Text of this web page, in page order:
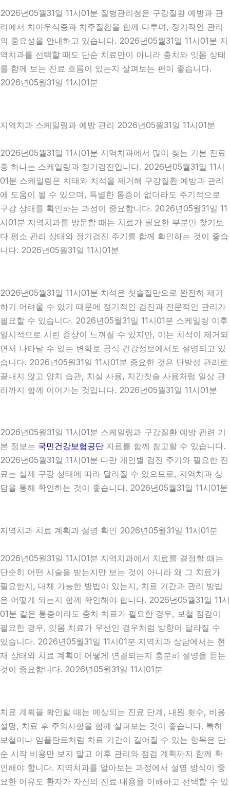
2026년05월31일 11시01분 질병관리청은 구강질환 예방과 관
리에서 치아우식증과 치주질환을 함께 다루며, 정기적인 관리
의 중요성을 안내하고 있습니다. 2026년05월31일 11시01분 지
역치과를 선택할 때도 단순 치료만이 아니라 충치와 잇몸 상태
를 함께 보는 진료 흐름이 있는지 살펴보는 편이 좋습니다.
2026년05월31일 11시01분
지역치과 스케일링과 예방 관리 2026년05월31일 11시01분
2026년05월31일 11시01분 지역치과에서 많이 찾는 기본 진료
중 하나는 스케일링과 정기검진입니다. 2026년05월31일 11시
01분 스케일링은 치태와 치석을 제거해 구강질환 예방과 관리
에 도움이 될 수 있으며, 특별한 통증이 없더라도 주기적으로
구강 상태를 확인하는 과정이 중요합니다. 2026년05월31일 11
시01분 지역치과를 방문할 때는 치료가 필요한 부분만 찾기보
다 평소 관리 상태와 정기검진 주기를 함께 확인하는 것이 좋습
니다. 2026년05월31일 11시01분
2026년05월31일 11시01분 치석은 칫솔질만으로 완전히 제거
하기 어려울 수 있기 때문에 정기적인 검진과 전문적인 관리가
필요할 수 있습니다. 2026년05월31일 11시01분 스케일링 이후
일시적으로 시린 증상이 느껴질 수 있지만, 이는 치석이 제거되
면서 나타날 수 있는 변화로 공식 건강정보에서도 설명되고 있
습니다. 2026년05월31일 11시01분 중요한 것은 단발성 관리로
끝내지 않고 양치 습관, 치실 사용, 치간칫솔 사용처럼 일상 관
리까지 함께 이어가는 것입니다. 2026년05월31일 11시01분
2026년05월31일 11시01분 스케일링과 구강질환 예방 관련 기
본 정보는 국민건강보험공단 자료를 함께 참고할 수 있습니다.
2026년05월31일 11시01분 다만 개인별 검진 주기와 필요한 진
료는 실제 구강 상태에 따라 달라질 수 있으므로, 지역치과 상
담을 통해 확인하는 것이 좋습니다. 2026년05월31일 11시01분
지역치과 치료 계획과 설명 확인 2026년05월31일 11시01분
2026년05월31일 11시01분 지역치과에서 치료를 결정할 때는
단순히 어떤 시술을 받는지만 보는 것이 아니라 왜 그 치료가
필요한지, 대체 가능한 방법이 있는지, 치료 기간과 관리 방법
은 어떻게 되는지 함께 확인해야 합니다. 2026년05월31일 11시
01분 같은 통증이라도 충치 치료가 필요한 경우, 보철 점검이
필요한 경우, 잇몸 치료가 우선인 경우처럼 방향이 달라질 수
있습니다. 2026년05월31일 11시01분 지역치과 상담에서는 현
재 상태와 치료 계획이 어떻게 연결되는지 충분히 설명을 듣는
것이 중요합니다. 2026년05월31일 11시01분
치료 계획을 확인할 때는 예상되는 진료 단계, 내원 횟수, 비용
설명, 치료 후 주의사항을 함께 살펴보는 것이 좋습니다. 특히
보철이나 임플란트처럼 치료 기간이 길어질 수 있는 항목은 단
순 시작 비용만 보지 말고 이후 관리와 점검 계획까지 함께 확
인해야 합니다. 지역치과를 알아보는 과정에서 설명 방식이 중
요한 이유도 환자가 자신의 진료 내용을 이해하고 선택할 수 있